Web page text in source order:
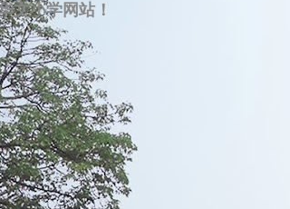
文小学网站！